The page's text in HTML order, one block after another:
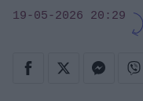
19-05-2026 20:29